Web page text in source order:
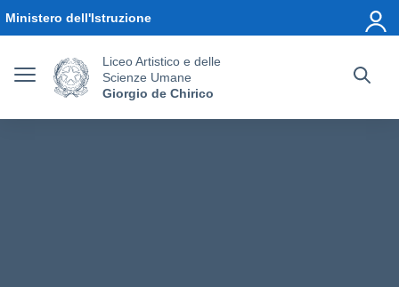
Ministero dell'Istruzione
Liceo Artistico e delle
Scienze Umane
Giorgio de Chirico